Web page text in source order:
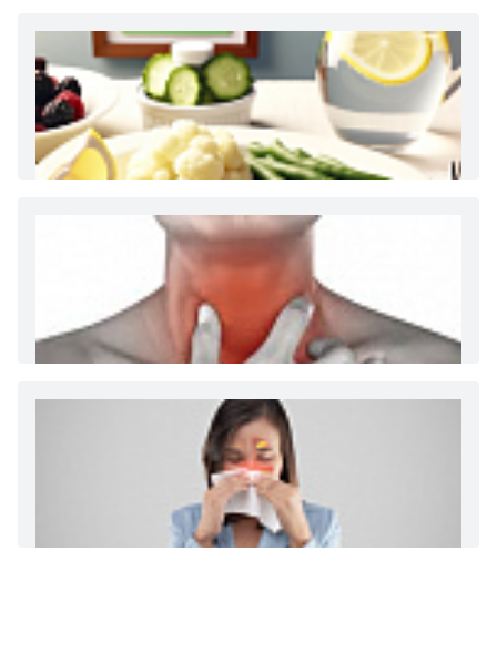
Как и сколько денег можно получить по
Диета 7 стол при заболеваниях почек (острый и
Ларингит: все о ларингите и его лечении. Как
спасти свой голос.